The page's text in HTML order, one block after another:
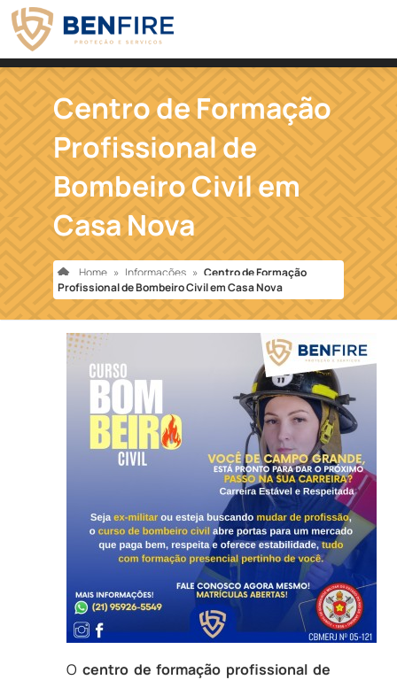
Centro de Formação
Profissional de
Bombeiro Civil em
Casa Nova
Home » Informações » Centro de Formação
Profissional de Bombeiro Civil em Casa Nova
O centro de formação profissional de